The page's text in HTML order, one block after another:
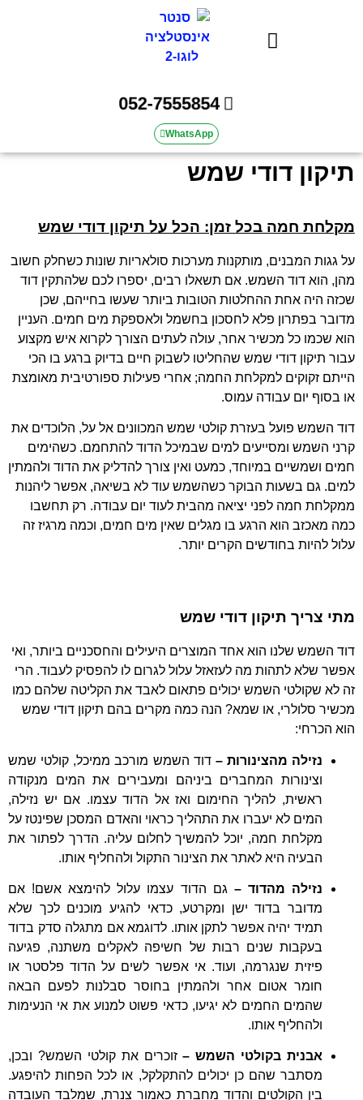
052-7555854
WhatsApp
תיקון דודי שמש
מקלחת חמה בכל זמן: הכל על תיקון דודי שמש
על גגות המבנים, מותקנות מערכות סולאריות שונות כשחלק חשוב
מהן, הוא דוד השמש. אם תשאלו רבים, יספרו לכם שלהתקין דוד
שכזה היה אחת ההחלטות הטובות ביותר שעשו בחייהם, שכן
מדובר בפתרון פלא לחסכון בחשמל ולאספקת מים חמים. העניין
הוא שכמו כל מכשיר אחר, עולה לעתים הצורך לקרוא איש מקצוע
עבור תיקון דודי שמש שהחליטו לשבוק חיים בדיוק ברגע בו הכי
הייתם זקוקים למקלחת החמה; אחרי פעילות ספורטיבית מאומצת
או בסוף יום עבודה עמוס.
דוד השמש פועל בעזרת קולטי שמש המכוונים אל על, הלוכדים את
קרני השמש ומסייעים למים שבמיכל הדוד להתחמם. כשהימים
חמים ושמשיים במיוחד, כמעט ואין צורך להדליק את הדוד ולהמתין
למים. גם בשעות הבוקר כשהשמש עוד לא בשיאה, אפשר ליהנות
ממקלחת חמה לפני יציאה מהבית לעוד יום עבודה. רק תחשבו
כמה מאכזב הוא הרגע בו מגלים שאין מים חמים, וכמה מרגיז זה
עלול להיות בחודשים הקרים יותר.
מתי צריך תיקון דודי שמש
דוד השמש שלנו הוא אחד המוצרים היעילים והחסכניים ביותר, ואי
אפשר שלא לתהות מה לעזאזל עלול לגרום לו להפסיק לעבוד. הרי
זה לא שקולטי השמש יכולים פתאום לאבד את הקליטה שלהם כמו
מכשיר סלולרי, או שמא? הנה כמה מקרים בהם תיקון דודי שמש
הוא הכרחי:
נזילה מהצינורות – דוד השמש מורכב ממיכל, קולטי שמש
וצינורות המחברים ביניהם ומעבירים את המים מנקודה
ראשית, להליך החימום ואז אל הדוד עצמו. אם יש נזילה,
המים לא יעברו את התהליך כראוי והאדם המסכן שפינטז על
מקלחת חמה, יוכל להמשיך לחלום עליה. הדרך לפתור את
הבעיה היא לאתר את הצינור התקול ולהחליף אותו.
נזילה מהדוד – גם הדוד עצמו עלול להימצא אשם! אם
מדובר בדוד ישן ומקרטע, כדאי להגיע מוכנים לכך שלא
תמיד יהיה אפשר לתקן אותו. לדוגמא אם מתגלה סדק בדוד
בעקבות שנים רבות של חשיפה לאקלים משתנה, פגיעה
פיזית שנגרמה, ועוד. אי אפשר לשים על הדוד פלסטר או
חומר אטום אחר ולהמתין בחוסר סבלנות לפעם הבאה
שהמים החמים לא יגיעו, כדאי פשוט למנוע את אי הנעימות
ולהחליף אותו.
אבנית בקולטי השמש –זוכרים את קולטי השמש? ובכן,
מסתבר שהם כן יכולים להתקלקל, או לכל הפחות להיפגע.
בין הקולטים והדוד מחברת כאמור צנרת, שמלבד העובדה